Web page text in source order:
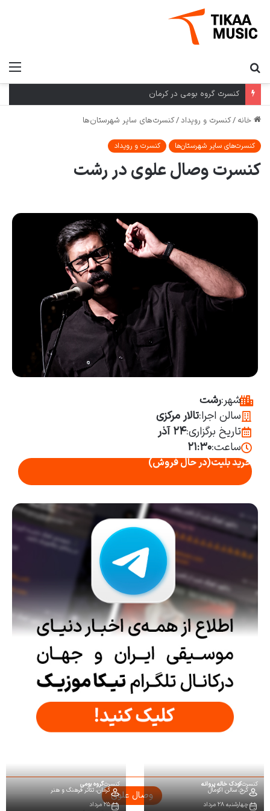
کنسرت گروه بومی در کرمان
خانه /کنسرت و رویداد/کنسرت‌های سایر شهرستان‌ها
کنسرت‌های سایر شهرستان‌ها کنسرت و رویداد
کنسرت وصال علوی در رشت
شهر:رشت
سالن اجرا:تالار مرکزی
تاریخ برگزاری:۲۴ آذر
ساعت:۲۱:۳۰
خرید بلیت(در حال فروش)
وصال علوی
کنسرتکودک خاله پروانه
کرج،سالن اکومال
چهارشنبه ۲۸ مرداد
کنسرتگروه بومی
کرمان، تئاتر فرهنگ و هنر
۲۵ مرداد